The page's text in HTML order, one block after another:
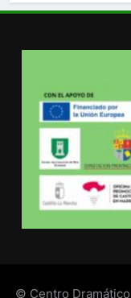
© Centro